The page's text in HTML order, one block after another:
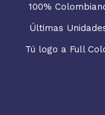
100%
Últimas
Tú logo a Full